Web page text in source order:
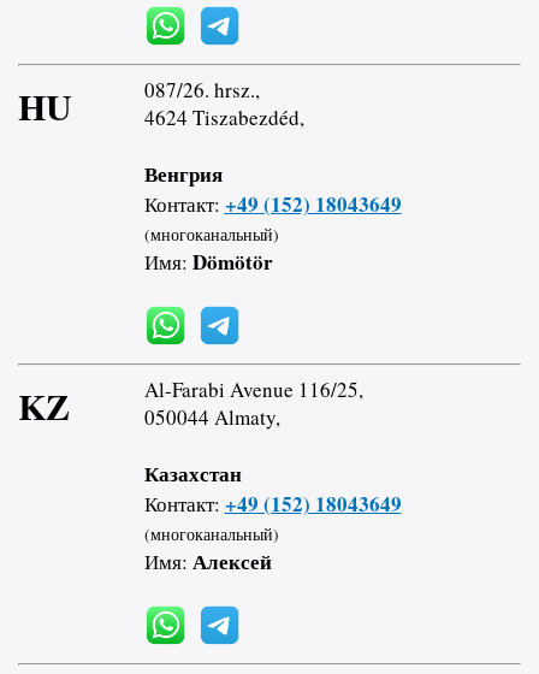
HU
087/26. hrsz.,
4624 Tiszabezdéd,
Венгрия
Контакт: +49 (152) 18043649
(многоканальный)
Имя: Dömötör
KZ
Al-Farabi Avenue 116/25,
050044 Almaty,
Казахстан
Контакт: +49 (152) 18043649
(многоканальный)
Имя: Алексей